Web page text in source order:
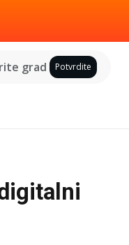
grad Potvrdite